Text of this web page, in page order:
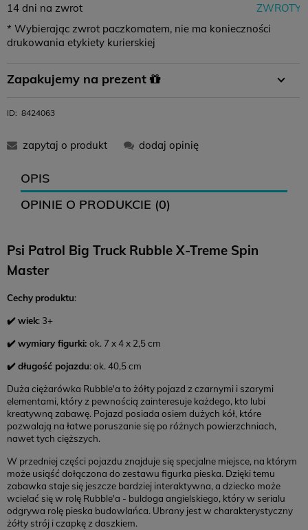
14 dni na zwrot
ZWROTY
* Wybierając zwrot paczkomatem, nie ma konieczności
drukowania etykiety kurierskiej
Płatność za
12,99 zł
14,99 zł 18,99 zł 0 zł
Czas na zwrot:
Koszt zwrotu: 12,99 (
Brak konieczności drukowania listu przewozowego
Zapakujemy na prezent
ID: 8424063
zapytaj o produkt dodaj opinię
OPIS
OPINIE O PRODUKCIE (0)
Psi Patrol Big Truck Rubble X-Treme Spin
Master
Cechy produktu:
✔️ wiek: 3+
✔️ wymiary figurki: ok. 7 x 4 x 2,5 cm
✔️ długość pojazdu: ok. 40,5 cm
Duża ciężarówka Rubble'a to żółty pojazd z czarnymi i szarymi
elementami, który z pewnością zainteresuje każdego, kto lubi
kreatywną zabawę. Pojazd posiada osiem dużych kół, które
pozwalają na łatwe poruszanie się po różnych powierzchniach,
nawet tych cięższych.
W przedniej części pojazdu znajduje się specjalne miejsce, na którym
może usiąść dołączona do zestawu figurka pieska. Dzięki temu
zabawka staje się jeszcze bardziej interaktywna, a dziecko może
wcielać się w rolę Rubble'a - buldoga angielskiego, który w serialu
odgrywa rolę pieska budowlańca. Ubrany jest w charakterystyczny
żółty strój i czapkę z daszkiem.